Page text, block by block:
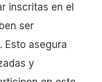
inscritas en el
ser
Esto asegura
y